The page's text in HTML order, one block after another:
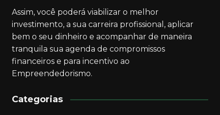
Assim, você poderá viabilizar o melhor
investimento, a sua carreira profissional, aplicar
bem o seu dinheiro e acompanhar de maneira
tranquila sua agenda de compromissos
financeiros e para incentivo ao
Empreendedorismo.
Categorias